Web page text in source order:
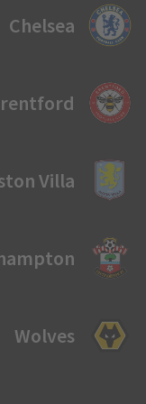
Chelsea
Villa
Wolves